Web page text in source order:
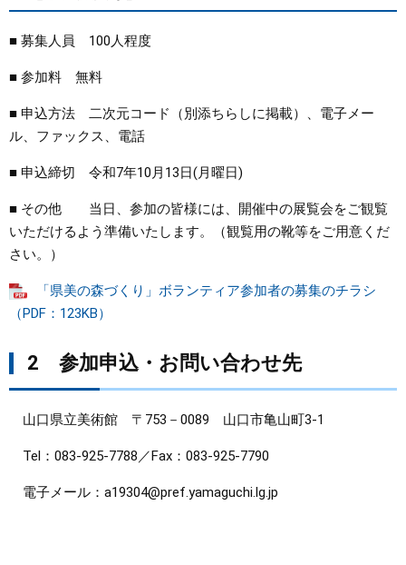
■ 募集人員 100人程度
■ 参加料 無料
■ 申込方法 二次元コード（別添ちらしに掲載）、電子メー
ル、ファックス、電話
■ 申込締切 令和7年10月13日(月曜日)
■ その他 当日、参加の皆様には、開催中の展覧会をご観覧
いただけるよう準備いたします。（観覧用の靴等をご用意くだ
さい。）
「県美の森づくり」ボランティア参加者の募集のチラシ
（PDF：123KB）
2 参加申込・お問い合わせ先
山口県立美術館 〒753－0089 山口市亀山町3-1
Tel：083-925-7788／Fax：083-925-7790
電子メール：a19304@pref.yamaguchi.lg.jp